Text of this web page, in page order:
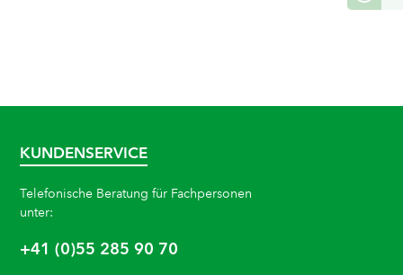
KUNDENSERVICE
Telefonische Beratung für Fachpersonen
unter:
+41 (0)55 285 90 70